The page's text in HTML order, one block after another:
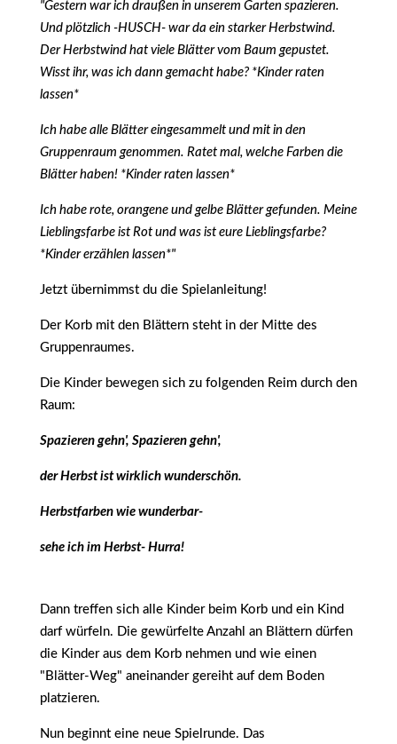
"Gestern war ich draußen in unserem Garten spazieren.
Und plötzlich -HUSCH- war da ein starker Herbstwind.
Der Herbstwind hat viele Blätter vom Baum gepustet.
Wisst ihr, was ich dann gemacht habe? *Kinder raten
lassen*
Ich habe alle Blätter eingesammelt und mit in den
Gruppenraum genommen. Ratet mal, welche Farben die
Blätter haben! *Kinder raten lassen*
Ich habe rote, orangene und gelbe Blätter gefunden. Meine
Lieblingsfarbe ist Rot und was ist eure Lieblingsfarbe?
*Kinder erzählen lassen*"
Jetzt übernimmst du die Spielanleitung!
Der Korb mit den Blättern steht in der Mitte des
Gruppenraumes.
Die Kinder bewegen sich zu folgenden Reim durch den
Raum:
Spazieren gehn', Spazieren gehn',
der Herbst ist wirklich wunderschön.
Herbstfarben wie wunderbar-
sehe ich im Herbst- Hurra!
Dann treffen sich alle Kinder beim Korb und ein Kind
darf würfeln. Die gewürfelte Anzahl an Blättern dürfen
die Kinder aus dem Korb nehmen und wie einen
"Blätter-Weg" aneinander gereiht auf dem Boden
platzieren.
Nun beginnt eine neue Spielrunde. Das